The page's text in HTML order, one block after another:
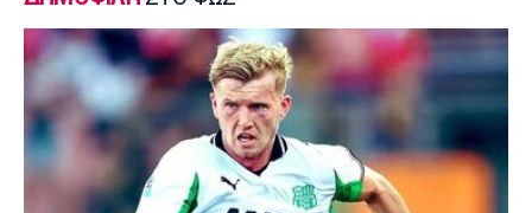
Επικαιρότητα
Μηχανή της ΔΙΑΣ συγκρούστηκε με ΙΧ - Δύο
αστυνομικοί τραυματίες
07:35
Αυτοκίνητο
Οι τιμές του Renault Clio